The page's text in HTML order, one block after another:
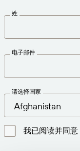
姓
电子邮件
请选择国家
我已阅读并同意